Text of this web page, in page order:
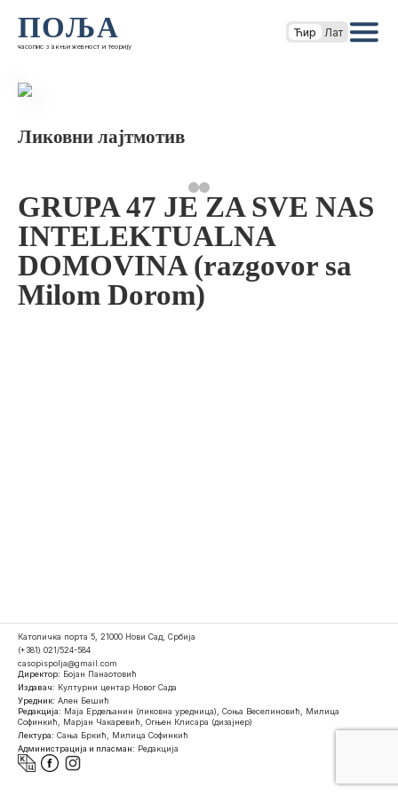
ПОЉА
часопис за књижевност и теорију
Ћир Лат
Ликовни лајтмотив
GRUPA 47 JE ZA SVE NAS
INTELEKTUALNA
DOMOVINA (razgovor sa
Milom Dorom)
Католичка порта 5, 21000 Нови Сад, Србија
(+381) 021/524-584
casopispolja@gmail.com
Директор: Бојан Панаотовић
Издавач: Културни центар Новог Сада
Уредник: Ален Бешић
Редакција: Маја Ердељанин (ликовна уредница), Соња Веселиновић, Милица
Софинкић, Марјан Чакаревић, Огњен Клисара (дизајнер)
Лектура: Сања Бркић, Милица Софинкић
Администрација и пласман: Редакција